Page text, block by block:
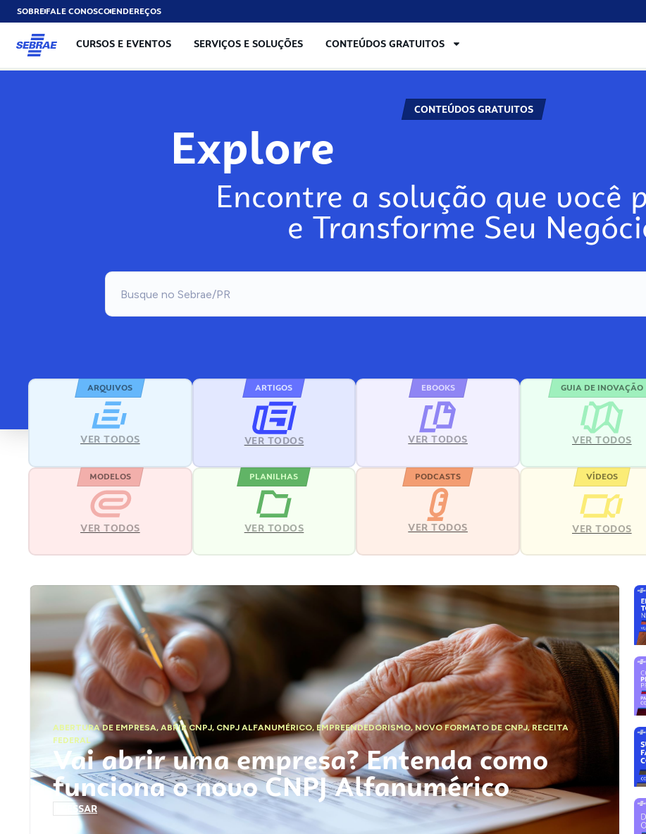
SOBREFALE CONOSCOENDEREÇOS
CURSOS E EVENTOS SERVIÇOS E SOLUÇÕES CONTEÚDOS GRATUITOS
CONTEÚDOS GRATUITOS
Explore
Encontre a solução que você
e Transforme Seu
ARQUIVOS
VER TODOS
ARTIGOS
VER TODOS
EBOOKS
VER TODOS
GUIA DE INOVAÇÃO
VER TODOS
MODELOS
VER TODOS
PLANILHAS
VER TODOS
PODCASTS
VER TODOS
VÍDEOS
VER TODOS
ABERTURA DE EMPRESA,ABRIR CNPJ, CNPJ ALFANUMÉRICO, EMPREENDEDORISMO,NOVO FORMATO DE CNPJ,RECEITA
FEDERAL
Vai abrir uma empresa? Entenda como
funciona o novo CNPJ Alfanumérico
ACESSAR